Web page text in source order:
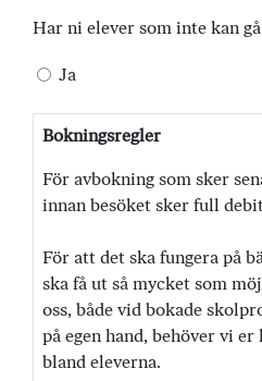
Har ni elever som inte kan
Ja
Bokningsregler
För avbokning som sker
innan besöket sker full
För att det ska fungera på
ska få ut så mycket som
oss, både vid bokade
på egen hand, behöver vi
bland eleverna.